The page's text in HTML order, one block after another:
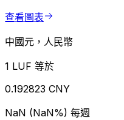
查看圖表
中國元，人民幣
1 LUF 等於
0.192823 CNY
NaN (NaN%) 每週